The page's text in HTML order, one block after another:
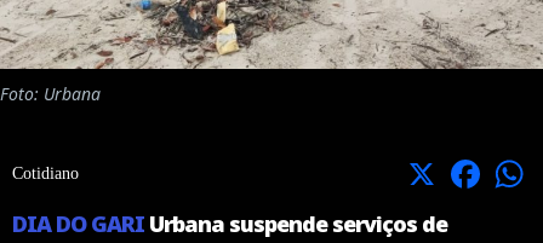
Foto: Urbana
Cotidiano X Facebook
DIA DO GARI Urbana suspende serviços de